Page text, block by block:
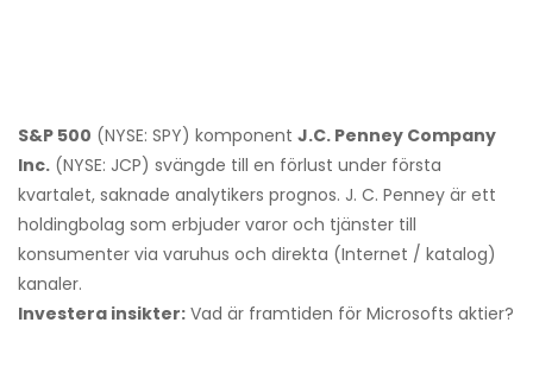
S&P 500 (NYSE: SPY) komponent J.C. Penney Company
Inc. (NYSE: JCP) svängde till en förlust under första
kvartalet, saknade analytikers prognos. J. C. Penney är ett
holdingbolag som erbjuder varor och tjänster till
konsumenter via varuhus och direkta (Internet / katalog)
kanaler.
Investera insikter: Vad är framtiden för Microsofts aktier?